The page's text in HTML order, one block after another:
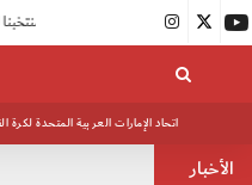
اتحاد الإمارات العربية المتحدة لكرة
الأخبار